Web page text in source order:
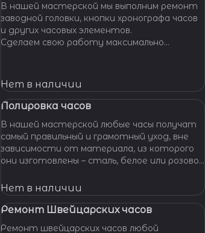
В нашей мастерской мы выполним ремонт
заводной головки, кнопки хронографа часов
и других часовых элементов.
Сделаем свою работу максимально
Нет в наличии
Полировка часов
В нашей мастерской любые часы получат
самый правильный и грамотный уход, вне
зависимости от материала, из которого
они изготовлены – сталь, белое или розовое
специалисты отполируют практически
любой материал.
Нет в наличии
Ремонт Швейцарских часов
Ремонт швейцарских часов любой